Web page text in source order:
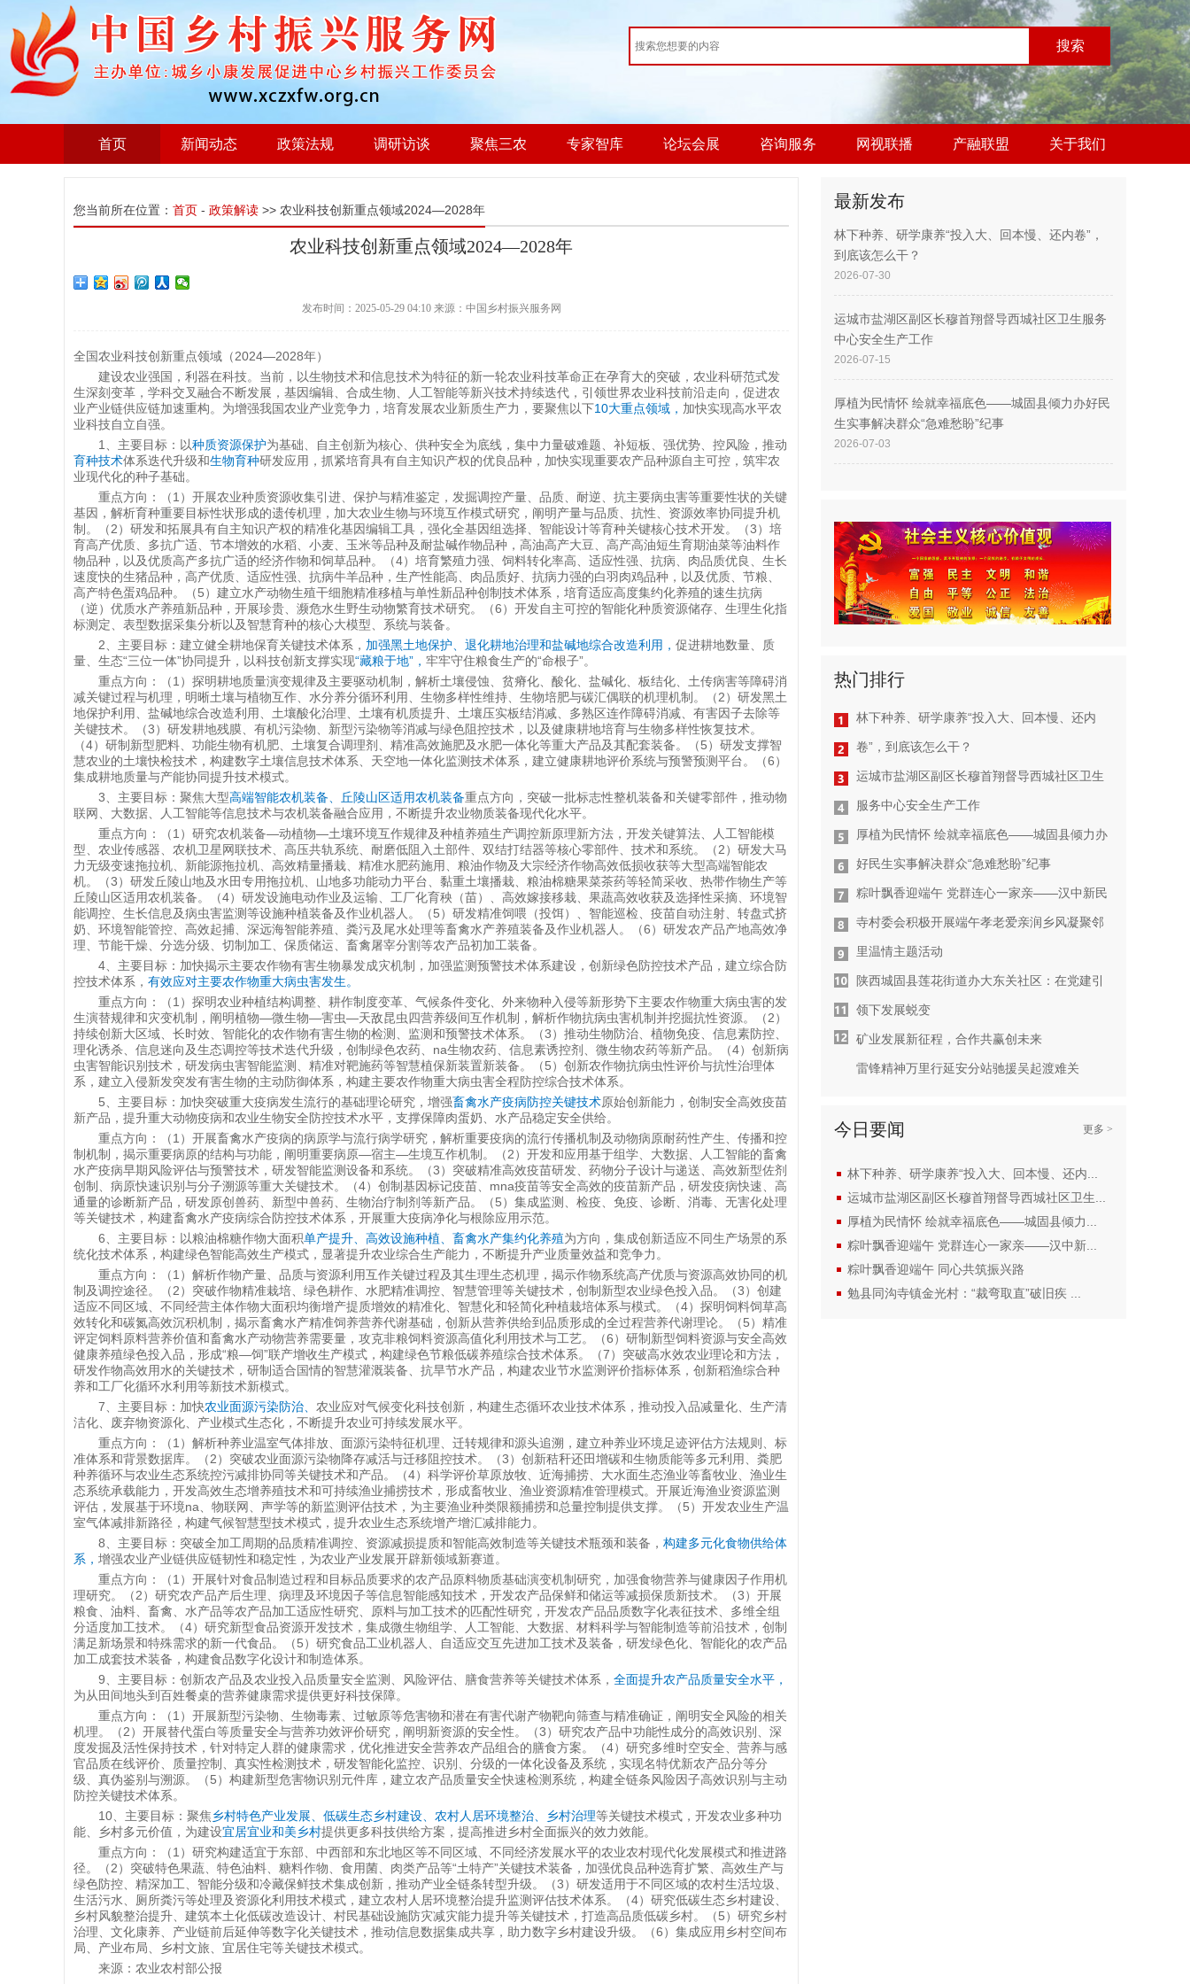
首页 新闻动态 政策法规 调研访谈 聚焦三农 专家智库 论坛会展 咨询服务 网视联播 产融联盟 关于我们
您当前所在位置： 首页 - 政策解读 >> 农业科技创新重点领域2024—2028年
农业科技创新重点领域2024—2028年
发布时间：2025-05-29 04:10 来源：中国乡村振兴服务网
全国农业科技创新重点领域 （2024—2028年）
建设农业强国，利器在科技。当前，以生物技术和信息技术为特征的新一轮农业科技革命正在孕育大的突破，农业科研范式发
生深刻变革，学科交叉融合不断发展，基因编辑、合成生物、人工智能等新兴技术持续迭代，引领世界农业科技前沿走向，促进农
业产业链供应链加速重构。为增强我国农业产业竞争力，培育发展农业新质生产力，要聚焦以下10大重点领域， 加快实现高水平农
业科技自立自强。
1、主要目标：以种质资源保护为基础、自主创新为核心、供种安全为底线，集中力量破难题、补短板、强优势、控风险，推动
育种技术体系迭代升级和生物育种研发应用，抓紧培育具有自主知识产权的优良品种，加快实现重要农产品种源自主可控，筑牢农
业现代化的种子基础。
重点方向：（1）开展农业种质资源收集引进、保护与精准鉴定，发掘调控产量、品质、耐逆、抗主要病虫害等重要性状的关键
基因，解析育种重要目标性状形成的遗传机理，加大农业生物与环境互作模式研究，阐明产量与品质、抗性、资源效率协同提升机
制。（2）研发和拓展具有自主知识产权的精准化基因编辑工具，强化全基因组选择、智能设计等育种关键核心技术开发。（3）培
育高产优质、多抗广适、节本增效的水稻、小麦、玉米等品种及耐盐碱作物品种，高油高产大豆、高产高油短生育期油菜等油料作
物品种，以及优质高产多抗广适的经济作物和饲草品种。（4）培育繁殖力强、饲料转化率高、适应性强、抗病、肉品质优良、生长
速度快的生猪品种，高产优质、适应性强、抗病牛羊品种，生产性能高、肉品质好、抗病力强的白羽肉鸡品种，以及优质、节粮、
高产特色蛋鸡品种。（5）建立水产动物生殖干细胞精准移植与单性新品种创制技术体系，培育适应高度集约化养殖的速生抗病
（逆）优质水产养殖新品种，开展珍贵、濒危水生野生动物繁育技术研究。（6）开发自主可控的智能化种质资源储存、生理生化指
标测定、表型数据采集分析以及智慧育种的核心大模型、系统与装备。
2、主要目标：建立健全耕地保育关键技术体系， 加强黑土地保护、退化耕地治理和盐碱地综合改造利用， 促进耕地数量、质
量、生态“三位一体”协同提升，以科技创新支撑实现“藏粮于地”， 牢牢守住粮食生产的“命根子”。
重点方向：（1）探明耕地质量演变规律及主要驱动机制，解析土壤侵蚀、贫瘠化、酸化、盐碱化、板结化、土传病害等障碍消
减关键过程与机理，明晰土壤与植物互作、水分养分循环利用、生物多样性维持、生物培肥与碳汇偶联的机理机制。（2）研发黑土
地保护利用、盐碱地综合改造利用、土壤酸化治理、土壤有机质提升、土壤压实板结消减、多熟区连作障碍消减、有害因子去除等
关键技术。（3）研发耕地残膜、有机污染物、新型污染物等消减与绿色阻控技术，以及健康耕地培育与生物多样性恢复技术。
（4）研制新型肥料、功能生物有机肥、土壤复合调理剂、精准高效施肥及水肥一体化等重大产品及其配套装备。（5）研发支撑智
慧农业的土壤快检技术，构建数字土壤信息技术体系、天空地一体化监测技术体系，建立健康耕地评价系统与预警预测平台。（6）
集成耕地质量与产能协同提升技术模式。
3、主要目标：聚焦大型高端智能农机装备、丘陵山区适用农机装备重点方向，突破一批标志性整机装备和关键零部件，推动物
联网、大数据、人工智能等信息技术与农机装备融合应用，不断提升农业物质装备现代化水平。
重点方向：（1）研究农机装备—动植物—土壤环境互作规律及种植养殖生产调控新原理新方法，开发关键算法、人工智能模
型、农业传感器、农机卫星网联技术、高压共轨系统、耐磨低阻入土部件、双结打结器等核心零部件、技术和系统。（2）研发大马
力无级变速拖拉机、新能源拖拉机、高效精量播栽、精准水肥药施用、粮油作物及大宗经济作物高效低损收获等大型高端智能农
机。（3）研发丘陵山地及水田专用拖拉机、山地多功能动力平台、黏重土壤播栽、粮油棉糖果菜茶药等轻简采收、热带作物生产等
丘陵山区适用农机装备。（4）研发设施电动作业及运输、工厂化育秧（苗）、高效嫁接移栽、果蔬高效收获及选择性采摘、环境智
能调控、生长信息及病虫害监测等设施种植装备及作业机器人。（5）研发精准饲喂（投饵）、智能巡检、疫苗自动注射、转盘式挤
奶、环境智能管控、高效起捕、深远海智能养殖、粪污及尾水处理等畜禽水产养殖装备及作业机器人。（6）研发农产品产地高效净
理、节能干燥、分选分级、切制加工、保质储运、畜禽屠宰分割等农产品初加工装备。
4、主要目标：加快揭示主要农作物有害生物暴发成灾机制，加强监测预警技术体系建设，创新绿色防控技术产品，建立综合防
控技术体系， 有效应对主要农作物重大病虫害发生。
重点方向：（1）探明农业种植结构调整、耕作制度变革、气候条件变化、外来物种入侵等新形势下主要农作物重大病虫害的发
生演替规律和灾变机制，阐明植物—微生物—害虫—天敌昆虫四营养级间互作机制，解析作物抗病虫害机制并挖掘抗性资源。（2）
持续创新大区域、长时效、智能化的农作物有害生物的检测、监测和预警技术体系。（3）推动生物防治、植物免疫、信息素防控、
理化诱杀、信息迷向及生态调控等技术迭代升级，创制绿色农药、na生物农药、信息素诱控剂、微生物农药等新产品。（4）创新病
虫害智能识别技术，研发病虫害智能监测、精准对靶施药等智慧植保新装置新装备。（5）创新农作物抗病虫性评价与抗性治理体
系，建立入侵新发突发有害生物的主动防御体系，构建主要农作物重大病虫害全程防控综合技术体系。
5、主要目标：加快突破重大疫病发生流行的基础理论研究，增强畜禽水产疫病防控关键技术原始创新能力，创制安全高效疫苗
新产品，提升重大动物疫病和农业生物安全防控技术水平，支撑保障肉蛋奶、水产品稳定安全供给。
重点方向：（1）开展畜禽水产疫病的病原学与流行病学研究，解析重要疫病的流行传播机制及动物病原耐药性产生、传播和控
制机制，揭示重要病原的结构与功能，阐明重要病原—宿主—生境互作机制。（2）开发和应用基于组学、大数据、人工智能的畜禽
水产疫病早期风险评估与预警技术，研发智能监测设备和系统。（3）突破精准高效疫苗研发、药物分子设计与递送、高效新型佐剂
创制、病原快速识别与分子溯源等重大关键技术。（4）创制基因标记疫苗、mna疫苗等安全高效的疫苗新产品，研发疫病快速、高
通量的诊断新产品，研发原创兽药、新型中兽药、生物治疗制剂等新产品。（5）集成监测、检疫、免疫、诊断、消毒、无害化处理
等关键技术，构建畜禽水产疫病综合防控技术体系，开展重大疫病净化与根除应用示范。
6、主要目标：以粮油棉糖作物大面积单产提升、高效设施种植、畜禽水产集约化养殖为方向，集成创新适应不同生产场景的系
统化技术体系，构建绿色智能高效生产模式，显著提升农业综合生产能力，不断提升产业质量效益和竞争力。
重点方向：（1）解析作物产量、品质与资源利用互作关键过程及其生理生态机理，揭示作物系统高产优质与资源高效协同的机
制及调控途径。（2）突破作物精准栽培、绿色耕作、水肥精准调控、智慧管理等关键技术，创制新型农业绿色投入品。（3）创建
适应不同区域、不同经营主体作物大面积均衡增产提质增效的精准化、智慧化和轻简化种植栽培体系与模式。（4）探明饲料饲草高
效转化和碳氮高效沉积机制，揭示畜禽水产精准饲养营养代谢基础，创新从营养供给到品质形成的全过程营养代谢理论。（5）精准
评定饲料原料营养价值和畜禽水产动物营养需要量，攻克非粮饲料资源高值化利用技术与工艺。（6）研制新型饲料资源与安全高效
健康养殖绿色投入品，形成“粮—饲”联产增收生产模式，构建绿色节粮低碳养殖综合技术体系。（7）突破高水效农业理论和方法，
研发作物高效用水的关键技术，研制适合国情的智慧灌溉装备、抗旱节水产品，构建农业节水监测评价指标体系，创新稻渔综合种
养和工厂化循环水利用等新技术新模式。
7、主要目标：加快农业面源污染防治、 农业应对气候变化科技创新，构建生态循环农业技术体系，推动投入品减量化、生产清
洁化、废弃物资源化、产业模式生态化，不断提升农业可持续发展水平。
重点方向：（1）解析种养业温室气体排放、面源污染特征机理、迁转规律和源头追溯，建立种养业环境足迹评估方法规则、标
准体系和背景数据库。（2）突破农业面源污染物降存减活与迁移阻控技术。（3）创新秸秆还田增碳和生物质能等多元利用、粪肥
种养循环与农业生态系统控污减排协同等关键技术和产品。（4）科学评价草原放牧、近海捕捞、大水面生态渔业等畜牧业、渔业生
态系统承载能力，开发高效生态增养殖技术和可持续渔业捕捞技术，形成畜牧业、渔业资源精准管理模式。开展近海渔业资源监测
评估，发展基于环境na、物联网、声学等的新监测评估技术，为主要渔业种类限额捕捞和总量控制提供支撑。（5）开发农业生产温
室气体减排新路径，构建气候智慧型技术模式，提升农业生态系统增产增汇减排能力。
8、主要目标：突破全加工周期的品质精准调控、资源减损提质和智能高效制造等关键技术瓶颈和装备， 构建多元化食物供给体
系， 增强农业产业链供应链韧性和稳定性，为农业产业发展开辟新领域新赛道。
重点方向：（1）开展针对食品制造过程和目标品质要求的农产品原料物质基础演变机制研究，加强食物营养与健康因子作用机
理研究。（2）研究农产品产后生理、病理及环境因子等信息智能感知技术，开发农产品保鲜和储运等减损保质新技术。（3）开展
粮食、油料、畜禽、水产品等农产品加工适应性研究、原料与加工技术的匹配性研究，开发农产品品质数字化表征技术、多维全组
分适度加工技术。（4）研究新型食品资源开发技术，集成微生物组学、人工智能、大数据、材料科学与智能制造等前沿技术，创制
满足新场景和特殊需求的新一代食品。（5）研究食品工业机器人、自适应交互先进加工技术及装备，研发绿色化、智能化的农产品
加工成套技术装备，构建食品数字化设计和制造体系。
9、主要目标：创新农产品及农业投入品质量安全监测、风险评估、膳食营养等关键技术体系， 全面提升农产品质量安全水平，
为从田间地头到百姓餐桌的营养健康需求提供更好科技保障。
重点方向：（1）开展新型污染物、生物毒素、过敏原等危害物和潜在有害代谢产物靶向筛查与精准确证，阐明安全风险的相关
机理。（2）开展替代蛋白等质量安全与营养功效评价研究，阐明新资源的安全性。（3）研究农产品中功能性成分的高效识别、深
度发掘及活性保持技术，针对特定人群的健康需求，优化推进安全营养农产品组合的膳食方案。（4）研究多维时空安全、营养与感
官品质在线评价、质量控制、真实性检测技术，研发智能化监控、识别、分级的一体化设备及系统，实现名特优新农产品分等分
级、真伪鉴别与溯源。（5）构建新型危害物识别元件库，建立农产品质量安全快速检测系统，构建全链条风险因子高效识别与主动
防控关键技术体系。
10、主要目标：聚焦乡村特色产业发展、低碳生态乡村建设、农村人居环境整治、乡村治理等关键技术模式，开发农业多种功
能、乡村多元价值，为建设宜居宜业和美乡村提供更多科技供给方案，提高推进乡村全面振兴的效力效能。
重点方向：（1）研究构建适宜于东部、中西部和东北地区等不同区域、不同经济发展水平的农业农村现代化发展模式和推进路
径。（2）突破特色果蔬、特色油料、糖料作物、食用菌、肉类产品等“土特产”关键技术装备，加强优良品种选育扩繁、高效生产与
绿色防控、精深加工、智能分级和冷藏保鲜技术集成创新，推动产业全链条转型升级。（3）研发适用于不同区域的农村生活垃圾、
生活污水、厕所粪污等处理及资源化利用技术模式，建立农村人居环境整治提升监测评估技术体系。（4）研究低碳生态乡村建设、
乡村风貌整治提升、建筑本土化低碳改造设计、村民基础设施防灾减灾能力提升等关键技术，打造高品质低碳乡村。（5）研究乡村
治理、文化康养、产业链前后延伸等数字化关键技术，推动信息数据集成共享，助力数字乡村建设升级。（6）集成应用乡村空间布
局、产业布局、乡村文旅、宜居住宅等关键技术模式。
来源：农业农村部公报
最新发布
林下种养、研学康养“投入大、回本慢、还内卷”，
到底该怎么干？
2026-07-30
运城市盐湖区副区长穆首翔督导西城社区卫生服务
中心安全生产工作
2026-07-15
厚植为民情怀 绘就幸福底色——城固县倾力办好民
生实事解决群众“急难愁盼”纪事
2026-07-03
热门排行
林下种养、研学康养“投入大、回本慢、还内
卷”，到底该怎么干？
运城市盐湖区副区长穆首翔督导西城社区卫生
服务中心安全生产工作
厚植为民情怀 绘就幸福底色——城固县倾力办
好民生实事解决群众“急难愁盼”纪事
粽叶飘香迎端午 党群连心一家亲——汉中新民
寺村委会积极开展端午孝老爱亲润乡风凝聚邻
里温情主题活动
陕西城固县莲花街道办大东关社区：在党建引
领下发展蜕变
矿业发展新征程，合作共赢创未来
雷锋精神万里行延安分站驰援吴起渡难关
更多 >
今日要闻
林下种养、研学康养“投入大、回本慢、还内...
运城市盐湖区副区长穆首翔督导西城社区卫生...
厚植为民情怀 绘就幸福底色——城固县倾力...
粽叶飘香迎端午 党群连心一家亲——汉中新...
粽叶飘香迎端午 同心共筑振兴路
勉县同沟寺镇金光村：“裁弯取直”破旧疾 ...